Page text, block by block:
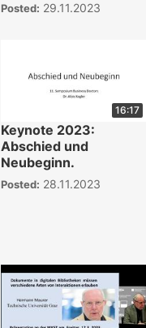
Posted: 29.11.2023
16:17
Keynote 2023:
Abschied und
Neubeginn.
Posted: 28.11.2023